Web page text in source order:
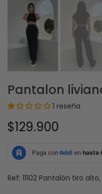
Pantalon
1 reseña
$129.900
Ref: 11102 Pantalón tiro